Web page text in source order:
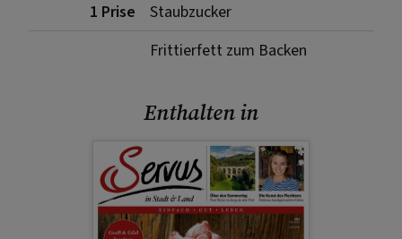
1 Prise
Staubzucker
Frittierfett zum Backen
Enthalten in